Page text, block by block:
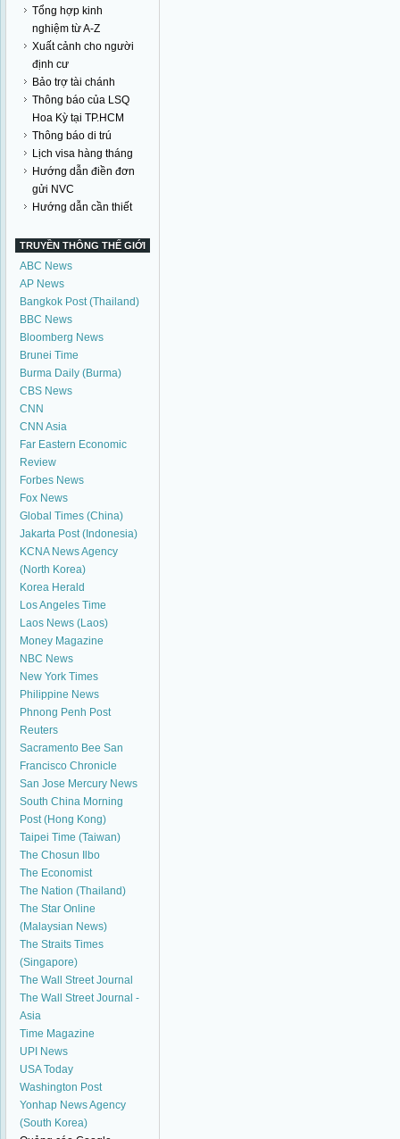
Tổng hợp kinh
nghiệm từ A-Z
Xuất cảnh cho người
định cư
Bảo trợ tài chánh
Thông báo của LSQ
Hoa Kỳ tại TP.HCM
Thông báo di trú
Lịch visa hàng tháng
Hướng dẫn điền đơn
gửi NVC
Hướng dẫn cần thiết
TRUYỀN THÔNG THẾ GIỚI
ABC News
AP News
Bangkok Post (Thailand)
BBC News
Bloomberg News
Brunei Time
Burma Daily (Burma)
CBS News
CNN
CNN Asia
Far Eastern Economic
Review
Forbes News
Fox News
Global Times (China)
Jakarta Post (Indonesia)
KCNA News Agency
(North Korea)
Korea Herald
Los Angeles Time
Laos News (Laos)
Money Magazine
NBC News
New York Times
Philippine News
Phnong Penh Post
Reuters
Sacramento Bee San
Francisco Chronicle
San Jose Mercury News
South China Morning
Post (Hong Kong)
Taipei Time (Taiwan)
The Chosun Ilbo
The Economist
The Nation (Thailand)
The Star Online
(Malaysian News)
The Straits Times
(Singapore)
The Wall Street Journal
The Wall Street Journal -
Asia
Time Magazine
UPI News
USA Today
Washington Post
Yonhap News Agency
(South Korea)